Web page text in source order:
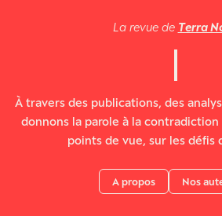
La revue de Terra
À travers des publications, des
donnons la parole à la
points de vue, sur les défis
A propos Nos